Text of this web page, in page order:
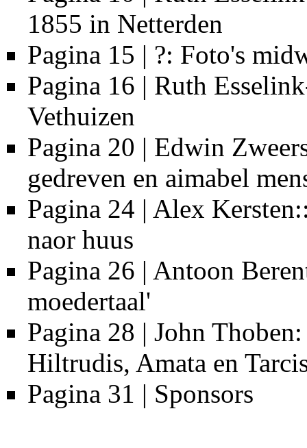
1855 in Netterden
Pagina 15 | ?: Foto's
Pagina 16 | Ruth
Vethuizen
Pagina 20 | Edwin
gedreven en aimabel
Pagina 24 | Alex
naor huus
Pagina 26 | Antoon
moedertaal'
Pagina 28 | John
Hiltrudis, Amata en
Pagina 31 | Sponsors